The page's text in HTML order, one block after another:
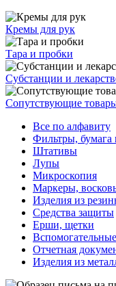
Кремы для рук
Тара и пробки
Субстанции и
Сопутствующие
Все по алфавиту
Фильтры, бумага
Штативы
Лупы
Микроскопия
Маркеры,
Изделия из
Средства защиты
Ерши, щетки
Отчетная
Изделия из